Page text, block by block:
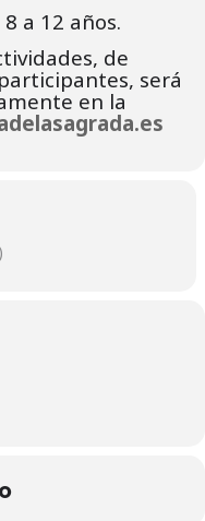
a 12 años.
de
será
en la